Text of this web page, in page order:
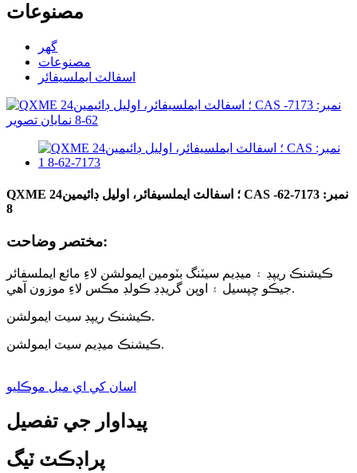
مصنوعات
گھر
مصنوعات
اسفالٽ ايملسيفائر
QXME 24؛ اسفالٽ ايملسيفائر، اوليل ڊائيمين CAS نمبر: 7173-62-
8
مختصر وضاحت:
ڪيشنڪ ريپڊ ۽ ميڊيم سيٽنگ بٽومين ايمولشن لاءِ مائع ايملسفائر
جيڪو چپسيل ۽ اوپن گريڊڊ ڪولڊ مڪس لاءِ موزون آهي.
ڪيشنڪ ريپڊ سيٽ ايمولشن.
ڪيشنڪ ميڊيم سيٽ ايمولشن.
اسان کي اي ميل موڪليو
پيداوار جي تفصيل
پراڊڪٽ ٽيگ